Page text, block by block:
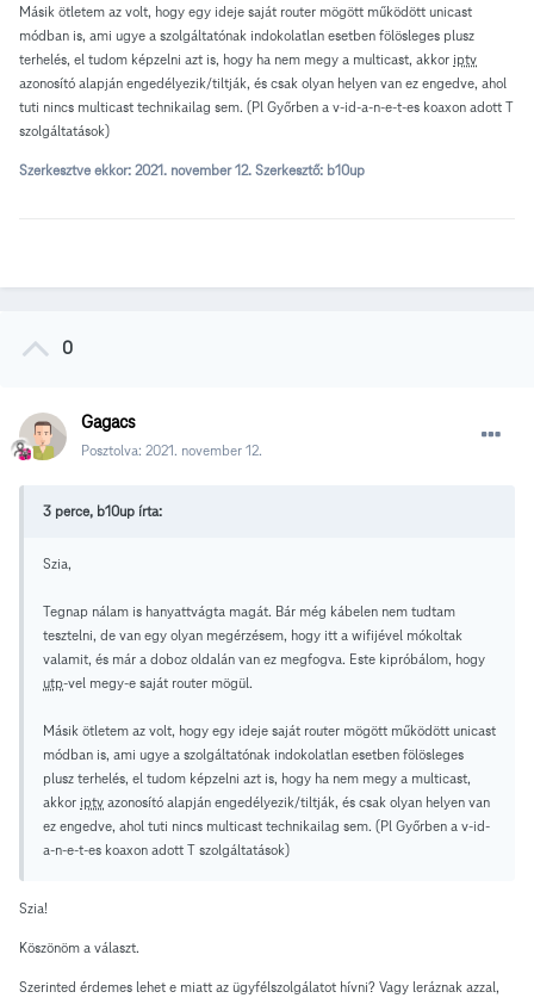
Másik ötletem az volt, hogy egy ideje saját router mögött működött unicast
módban is, ami ugye a szolgáltatónak indokolatlan esetben fölösleges plusz
terhelés, el tudom képzelni azt is, hogy ha nem megy a multicast, akkor iptv
azonosító alapján engedélyezik/tiltják, és csak olyan helyen van ez engedve, ahol
tuti nincs multicast technikailag sem. (Pl Győrben a v-id-a-n-e-t-es koaxon adott T
szolgáltatások)
Szerkesztve ekkor: 2021. november 12. Szerkesztő: b10up
0
Gagacs
Posztolva: 2021. november 12.
3 perce, b10up írta:
Szia,
Tegnap nálam is hanyattvágta magát. Bár még kábelen nem tudtam
tesztelni, de van egy olyan megérzésem, hogy itt a wifijével mókoltak
valamit, és már a doboz oldalán van ez megfogva. Este kipróbálom, hogy
utp-vel megy-e saját router mögül.
Másik ötletem az volt, hogy egy ideje saját router mögött működött unicast
módban is, ami ugye a szolgáltatónak indokolatlan esetben fölösleges
plusz terhelés, el tudom képzelni azt is, hogy ha nem megy a multicast,
akkor iptv azonosító alapján engedélyezik/tiltják, és csak olyan helyen van
ez engedve, ahol tuti nincs multicast technikailag sem. (Pl Győrben a v-id-
a-n-e-t-es koaxon adott T szolgáltatások)
Szia!
Köszönöm a választ.
Szerinted érdemes lehet e miatt az ügyfélszolgálatot hívni? Vagy leráznak azzal,